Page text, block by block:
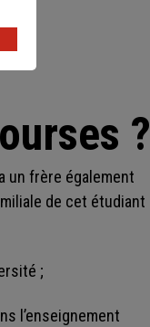
?
un frère également
de cet étudiant
;
l’enseignement